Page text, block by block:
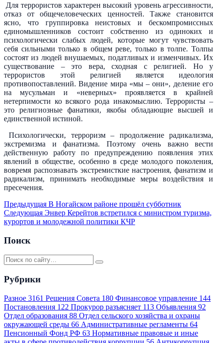
Для террористов характерен высокий уровень агрессивности,
отказ от общечеловеческих ценностей. Также становится
ясно, что группировка неистовых и бескомпромиссных
единомышленников состоит собственно из одиноких и
психологически слабых людей, которые могут чувствовать
себя сильными только в общем реве, только в толпе. Толпы
состоят из людей внушаемых, податливых и изменчивых. Их
существование – это вера, сходная с религией. Но у
террористов этой религией является идеология
противопоставлений. Видение мира «мы – они», деление его
на мусульман и «неверных» проявляется в крайней
нетерпимости ко всякого рода инакомыслию. Террористы –
это религиозные фанатики, якобы обладающие высшей и
единственной истиной.
Психологически, терроризм – продолжение радикализма,
экстремизма и фанатизма. Поэтому очень важно вести
действенную работу по предупреждению появления этих
явлений в обществе, особенно в среде молодого поколения,
вовремя распознавать экстремисткие настроения, фанатизм и
радикализм, принимать необходимые меры воздействия и
пресечения.
Предыдущая В Ногайском районе прошёл субботник
Следующая Энвер Керейтов встретился с министром туризма,
курортов и молодежной политики КЧР
Поиск
Рубрики
Разное 3161 Решения Совета 180 Финансовое управление 144
Постановления 122 Прокурор разъясняет 113 Объявления 92
Отдел образования 88 Отдел сельского хозяйства и охраны
окружающей среды 66 Административные регламенты 64
Пенсионный Фонд РФ 63 Нормативные правовые и иные